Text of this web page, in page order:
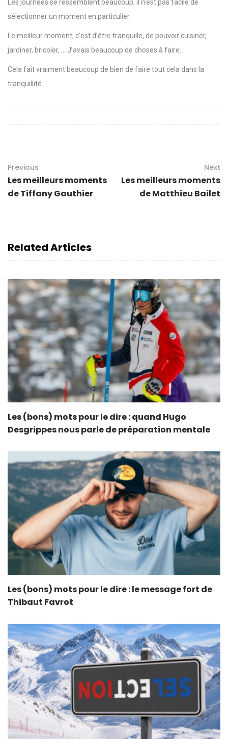
Les journées se ressemblent beaucoup, il n’est pas facile de
sélectionner un moment en particulier.
Le meilleur moment, c’est d’être tranquille, de pouvoir cuisiner,
jardiner, bricoler, … J’avais beaucoup de choses à faire.
Cela fait vraiment beaucoup de bien de faire tout cela dans la
tranquillité.
Previous
Les meilleurs moments
de Tiffany Gauthier
Next
Les meilleurs moments
de Matthieu Bailet
Related Articles
Les (bons) mots pour le dire : quand Hugo
Desgrippes nous parle de préparation mentale
Les (bons) mots pour le dire : le message fort de
Thibaut Favrot